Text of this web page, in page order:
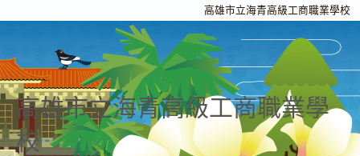
高雄市立海青高級工商職業學校
高雄市立海青高級工商職業學
校